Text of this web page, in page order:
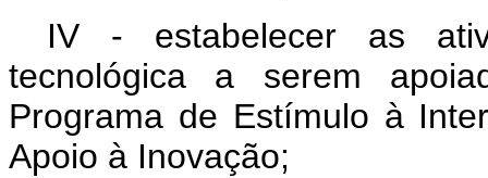
IV - estabelecer as
tecnológica a serem
Programa de Estímulo à
Apoio à Inovação;